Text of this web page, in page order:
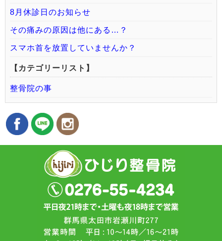
8月休診日のお知らせ
その痛みの原因は他にある…？
スマホ首を放置していませんか？
【カテゴリーリスト】
整骨院の事